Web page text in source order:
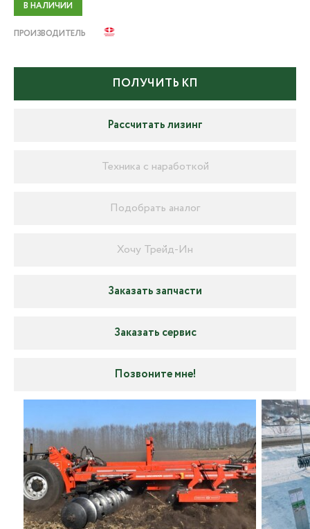
В НАЛИЧИИ
ПРОИЗВОДИТЕЛЬ
ПОЛУЧИТЬ КП
Рассчитать лизинг
Техника с наработкой
Подобрать аналог
Хочу Трейд-Ин
Заказать запчасти
Заказать сервис
Позвоните мне!